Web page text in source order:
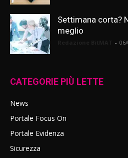
Settimana corta?
meglio
-
CATEGORIE PIÙ LETTE
News
Portale Focus On
Portale Evidenza
Sicurezza